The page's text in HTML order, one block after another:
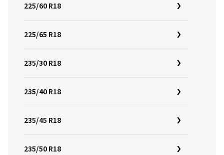
225/60 R18
225/65 R18
235/30 R18
235/40 R18
235/45 R18
235/50 R18